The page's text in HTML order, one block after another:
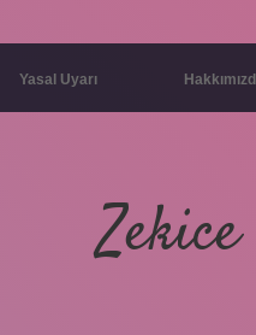
Yasal Uyarı